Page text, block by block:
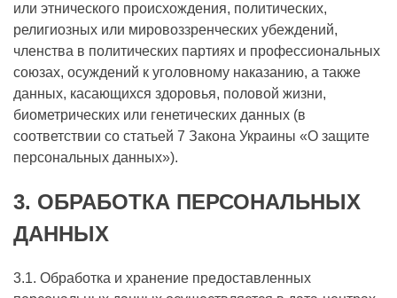
или этнического происхождения, политических,
религиозных или мировоззренческих убеждений,
членства в политических партиях и профессиональных
союзах, осуждений к уголовному наказанию, а также
данных, касающихся здоровья, половой жизни,
биометрических или генетических данных (в
соответствии со статьей 7 Закона Украины «О защите
персональных данных»).
3. ОБРАБОТКА ПЕРСОНАЛЬНЫХ
ДАННЫХ
3.1. Обработка и хранение предоставленных